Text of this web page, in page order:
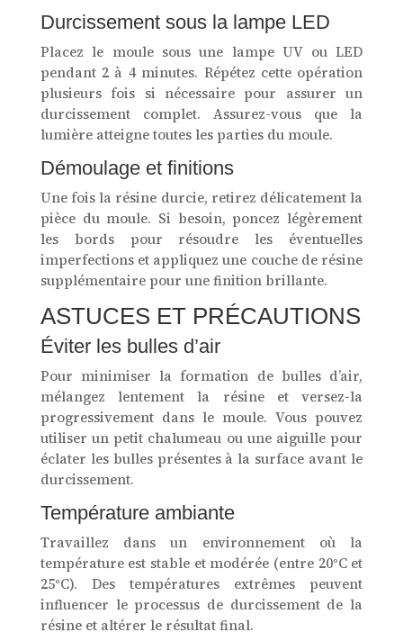
Durcissement sous la lampe LED
Placez le moule sous une lampe UV ou LED
pendant 2 à 4 minutes. Répétez cette opération
plusieurs fois si nécessaire pour assurer un
durcissement complet. Assurez-vous que la
lumière atteigne toutes les parties du moule.
Démoulage et finitions
Une fois la résine durcie, retirez délicatement la
pièce du moule. Si besoin, poncez légèrement
les bords pour résoudre les éventuelles
imperfections et appliquez une couche de résine
supplémentaire pour une finition brillante.
ASTUCES ET PRÉCAUTIONS
Éviter les bulles d’air
Pour minimiser la formation de bulles d’air,
mélangez lentement la résine et versez-la
progressivement dans le moule. Vous pouvez
utiliser un petit chalumeau ou une aiguille pour
éclater les bulles présentes à la surface avant le
durcissement.
Température ambiante
Travaillez dans un environnement où la
température est stable et modérée (entre 20°C et
25°C). Des températures extrêmes peuvent
influencer le processus de durcissement de la
résine et altérer le résultat final.